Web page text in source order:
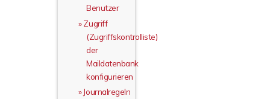
Benutzer
Zugriff
(Zugriffskontrolliste)
der
Maildatenbank
konfigurieren
Journalregeln